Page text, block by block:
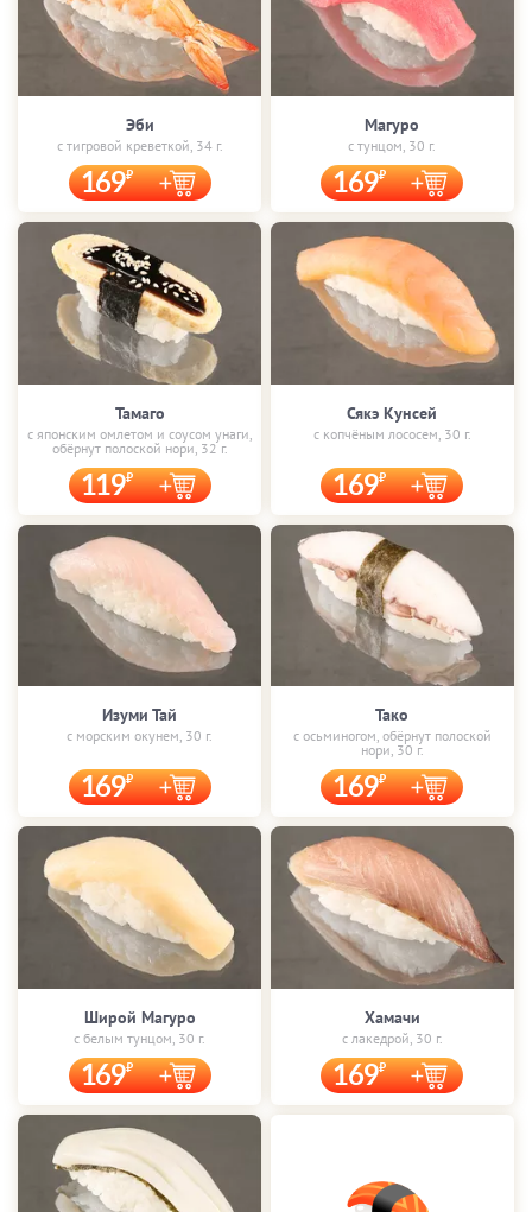
Эби
с тигровой креветкой, 34 г.
169
Магуро
с тунцом, 30 г.
169
Тамаго
с японским омлетом и соусом унаги,
обёрнут полоской нори, 32 г.
119
Сякэ Кунсей
с копчёным лососем, 30 г.
169
Изуми Тай
с морским окунем, 30 г.
169
Тако
с осьминогом, обёрнут полоской
нори, 30 г.
169
Широй Магуро
с белым тунцом, 30 г.
169
Хамачи
с лакедрой, 30 г.
169